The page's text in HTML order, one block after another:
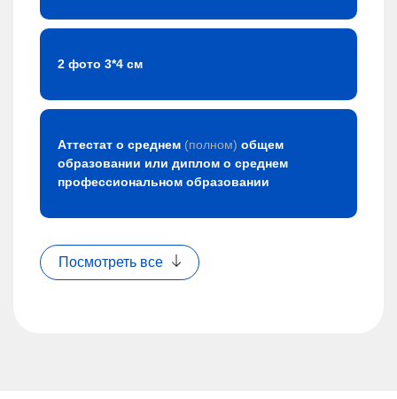
2 фото 3*4 см
Аттестат о среднем (полном) общем
образовании или диплом о среднем
профессиональном образовании
Посмотреть все